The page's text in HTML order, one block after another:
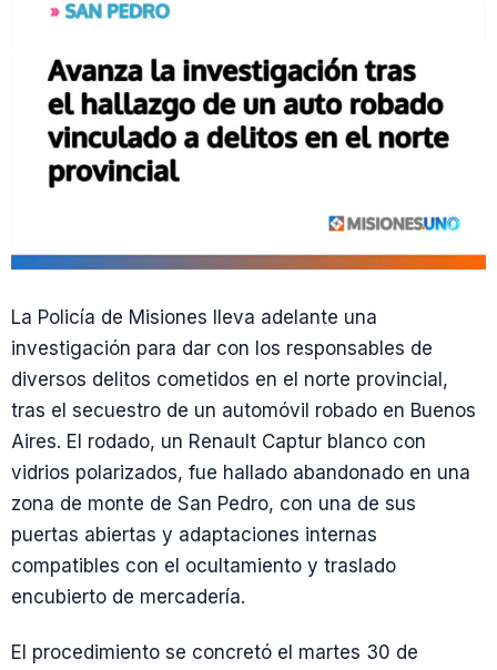
La Policía de Misiones lleva adelante una
investigación para dar con los responsables de
diversos delitos cometidos en el norte provincial,
tras el secuestro de un automóvil robado en Buenos
Aires. El rodado, un Renault Captur blanco con
vidrios polarizados, fue hallado abandonado en una
zona de monte de San Pedro, con una de sus
puertas abiertas y adaptaciones internas
compatibles con el ocultamiento y traslado
encubierto de mercadería.
El procedimiento se concretó el martes 30 de